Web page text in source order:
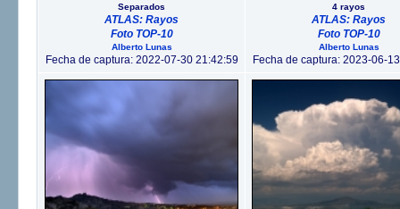
Separados
ATLAS: Rayos
Foto TOP-10
Alberto Lunas
Fecha de captura: 2022-07-30 21:42:59
4 rayos
ATLAS: Rayos
Foto TOP-10
Alberto Lunas
Fecha de captura: 2023-06-